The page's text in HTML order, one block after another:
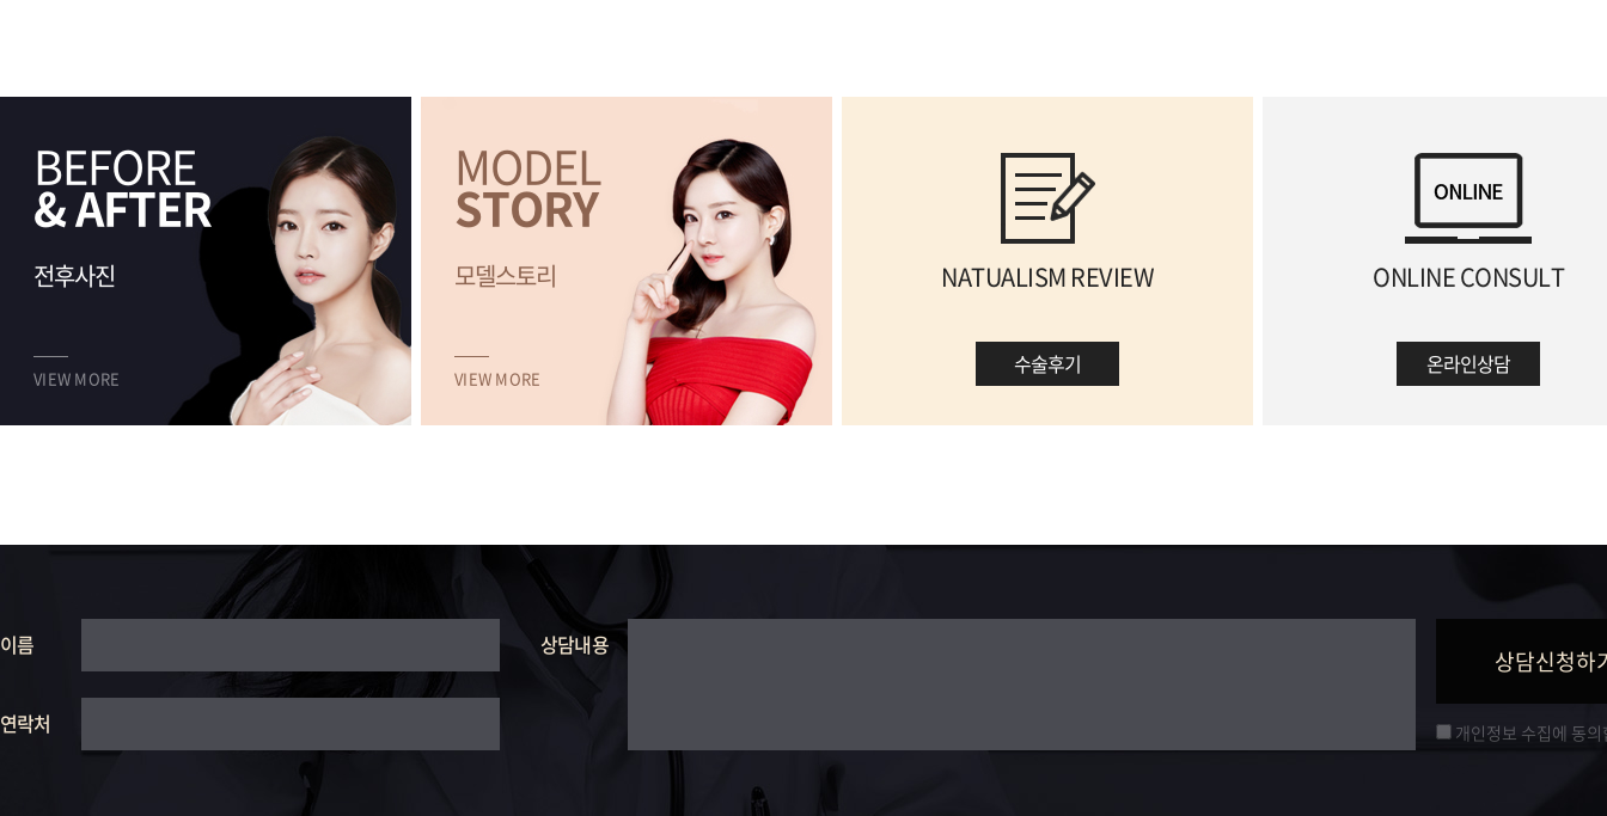
BEFORE
& AFTER
전후사진
VIEW MORE
MODEL
STORY
모델스토리
VIEW MORE
NATUALISM REVIEW
수술후기
ONLINE CONSULT
온라인상담
이름
연락처
상담내용
개인정보 수집에 동